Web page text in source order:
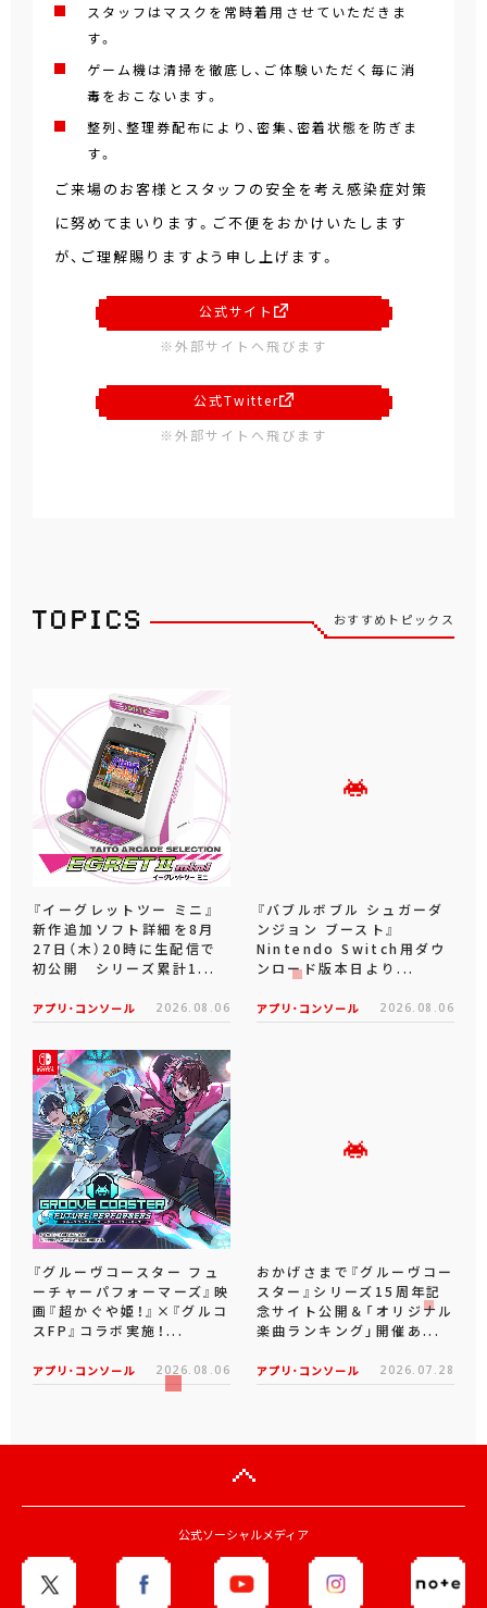
スタッフはマスクを常時着用させていただきま
す。
ゲーム機は清掃を徹底し、ご体験いただく毎に消
毒をおこないます。
整列、整理券配布により、密集、密着状態を防ぎま
す。
ご来場のお客様とスタッフの安全を考え感染症対策
に努めてまいります。ご不便をおかけいたします
が、ご理解賜りますよう申し上げます。
公式サイト
※外部サイトへ飛びます
公式Twitter
※外部サイトへ飛びます
おすすめトピックス
『イーグレットツー ミニ』
新作追加ソフト詳細を8月
27日（木）20時に生配信で
初公開 シリーズ累計1...
アプリ･コンソール 2026.08.06
『バブルボブル シュガーダ
ンジョン ブースト』
Nintendo Switch用ダウ
ンロード版本日より...
アプリ･コンソール 2026.08.06
『グルーヴコースター フュ
ーチャーパフォーマーズ』映
画『超かぐや姫！』×『グルコ
スFP』コラボ実施！...
アプリ･コンソール 2026.08.06
おかげさまで『グルーヴコー
スター』シリーズ15周年記
念サイト公開＆「オリジナル
楽曲ランキング」開催あ...
アプリ･コンソール 2026.07.28
公式ソーシャルメディア